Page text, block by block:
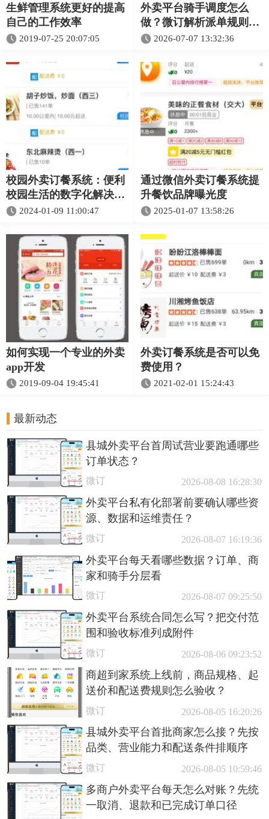
生鲜管理系统更好的提高
自己的工作效率
2019-07-25 20:07:05
外卖平台骑手调度怎么
做？微订解析派单规则与
异常订单处理
2026-07-07 13:32:36
校园外卖订餐系统：便利
校园生活的数字化解决方
案 2024-01-09 11:00:47
通过微信外卖订餐系统提
升餐饮品牌曝光度
2025-01-07 13:58:26
如何实现一个专业的外卖
app开发
2019-09-04 19:45:41
外卖订餐系统是否可以免
费使用？
2021-02-01 15:24:43
最新动态
县城外卖平台首周试营业要跑通哪些
订单状态？
微订 2026-08-08 16:28:30
外卖平台私有化部署前要确认哪些资
源、数据和运维责任？
微订 2026-08-07 16:19:36
外卖平台每天看哪些数据？订单、商
家和骑手分层看
微订 2026-08-07 09:25:50
外卖平台系统合同怎么写？把交付范
围和验收标准列成附件
微订 2026-08-06 09:23:52
商超到家系统上线前，商品规格、起
送价和配送费规则怎么验收？
微订 2026-08-05 16:20:26
县城外卖平台首批商家怎么接？先按
品类、营业能力和配送条件排顺序
微订 2026-08-05 10:59:46
多商户外卖平台每天怎么对账？先统
一取消、退款和已完成订单口径